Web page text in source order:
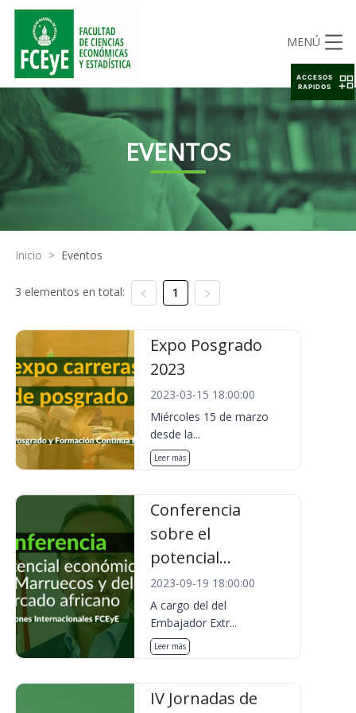
MENÚ
EVENTOS
Inicio > Eventos
3 elementos en total: 1
Expo Posgrado
2023
2023-03-15 18:00:00
Miércoles 15 de marzo
desde la...
Leer más
Conferencia
sobre el
potencial...
2023-09-19 18:00:00
A cargo del del
Embajador Extr...
Leer más
IV Jornadas de
ACCESOS
RAPIDOS